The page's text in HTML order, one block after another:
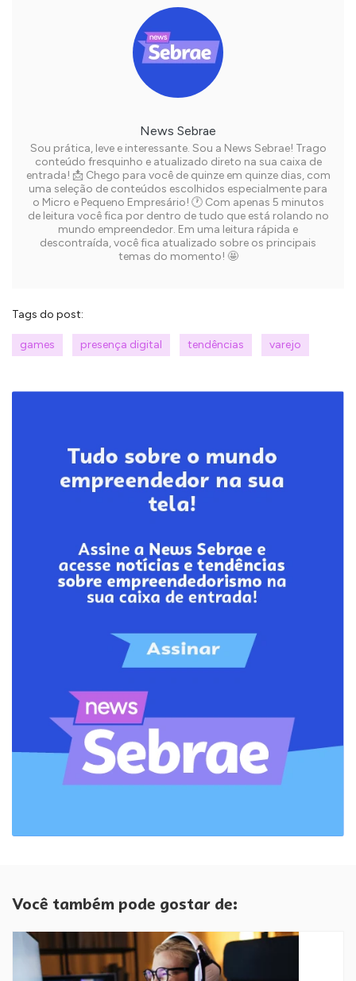
News Sebrae
Sou prática, leve e interessante. Sou a News Sebrae! Trago
conteúdo fresquinho e atualizado direto na sua caixa de
entrada! 📩 Chego para você de quinze em quinze dias, com
uma seleção de conteúdos escolhidos especialmente para
o Micro e Pequeno Empresário! 🕐 Com apenas 5 minutos
de leitura você fica por dentro de tudo que está rolando no
mundo empreendedor. Em uma leitura rápida e
descontraída, você fica atualizado sobre os principais
temas do momento! 🤩
Tags do post:
games presença digital tendências varejo
Você também pode gostar de: